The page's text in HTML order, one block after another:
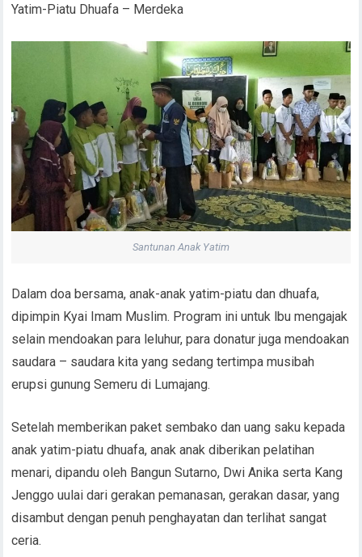
Yatim-Piatu Dhuafa – Merdeka
Santunan Anak Yatim
Dalam doa bersama, anak-anak yatim-piatu dan dhuafa,
dipimpin Kyai Imam Muslim. Program ini untuk lbu mengajak
selain mendoakan para leluhur, para donatur juga mendoakan
saudara – saudara kita yang sedang tertimpa musibah
erupsi gunung Semeru di Lumajang.
Setelah memberikan paket sembako dan uang saku kepada
anak yatim-piatu dhuafa, anak anak diberikan pelatihan
menari, dipandu oleh Bangun Sutarno, Dwi Anika serta Kang
Jenggo uulai dari gerakan pemanasan, gerakan dasar, yang
disambut dengan penuh penghayatan dan terlihat sangat
ceria.